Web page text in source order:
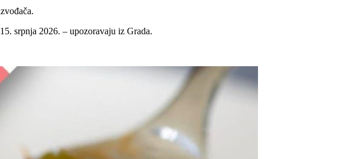
srpnja 2026. – upozoravaju iz Grada.